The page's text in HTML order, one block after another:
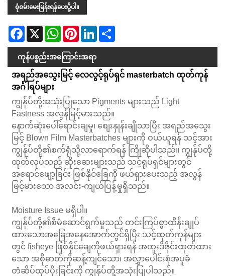
စုံစမ်းမေးမြန်းရန်ပေးပို့ပါ။
Facebook
X WhatsAppPinterestLinkedIn
ကုန်ပစ္စည်းအကြောင်းအရာ
အရည်အသွေးမြင့် လေလွင့်ရုပ်ရှင် masterbatch ထုတ်ကုန်
အင်္ဂါရပ်များ
ကျွန်ုပ်တို့အသုံးပြုသော Pigments များသည် Light
Fastness အလွန်မြင့်မားသည်။
နောက်ဆုံးပေါ်ရောင်းချမှု၊ စျေးနှုန်းချိုသာပြီး အရည်အသွေး
မြင့် Blown Film Masterbatches များကို ဝယ်ယူရန် သင့်အား
ကျွန်ုပ်တို့၏စက်ရုံသို့လာရောက်ရန် ကြိုဆိုပါသည်။ ကျွန်ုပ်တို့
ထုတ်လုပ်သည့် ဆိုးဆေးများသည် သင့်ရုပ်ရှင်များတွင်
အရောင်ဖျော့ခြင်း ဖြစ်နိုင်ခြေကို ဖယ်ရှားပေးသည့် အလွန်
မြင့်မားသော အလင်း-ကျယ်ပြန့်မှုရှိသည်။
Moisture Issue မရှိပါ။
ကျွန်ုပ်တို့၏စီမံဆောင်ရွက်မှုသည် တင်းကြပ်စွာထိန်းချုပ်
ထားသောအခြေအနေအောက်တွင်ရှိပြီး သင့်ထုတ်ကုန်များ
တွင် fisheye ဖြစ်နိုင်ချေကိုဖယ်ရှားရန် အထူးဒီဇိုင်းထုတ်ထား
သော အစိုဓာတ်ကိုဆန့်ကျင်သော၊ အလွှာပေါင်းစုံအပူခံ
တံဆိပ်ထုပ်ပိုးခြင်းကို ကျွန်ုပ်တို့အသုံးပြုပါသည်။